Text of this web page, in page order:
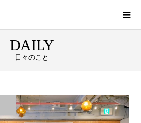
DAILY
日々のこと